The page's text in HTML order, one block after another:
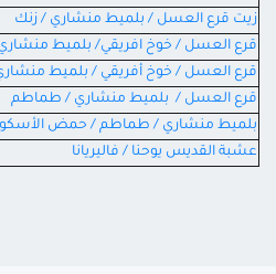
زيت قرع العسل / بلميط منشاري / زنك
قرع العسل / خوخ افريقي/ بلميط
قرع العسل / خوخ أفريقي / بلميط
قرع العسل / بلميط منشاري / طماطم
بلميط منشاري / طماطم / حمض
عشبة القديس يوحنا / فاليريانا